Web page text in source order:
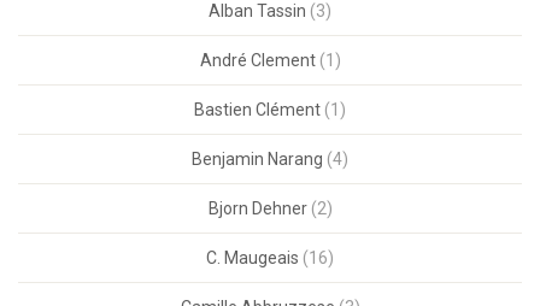
Alban Tassin (3)
André Clement(1)
Bastien Clément (1)
Benjamin Narang (4)
Bjorn Dehner(2)
C. Maugeais (16)